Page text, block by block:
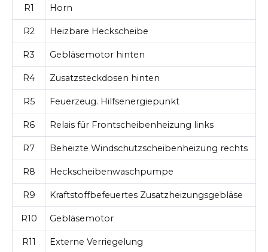
R1 Horn
R2 Heizbare Heckscheibe
R3 Gebläsemotor hinten
R4 Zusatzsteckdosen hinten
R5 Feuerzeug. Hilfsenergiepunkt
R6 Relais für Frontscheibenheizung links
R7 Beheizte Windschutzscheibenheizung rechts
R8 Heckscheibenwaschpumpe
R9 Kraftstoffbefeuertes Zusatzheizungsgebläse
R10 Gebläsemotor
R11 Externe Verriegelung